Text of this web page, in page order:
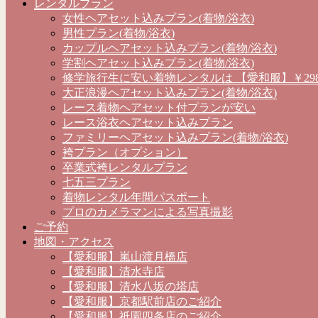
レンタルプラン
女性ヘアセット込みプラン(着物/浴衣)
男性プラン(着物/浴衣)
カップルヘアセット込みプラン(着物/浴衣)
学割ヘアセット込みプラン(着物/浴衣)
修学旅行生に安い着物レンタルは 【愛和服】￥
大正浪漫ヘアセット込みプラン(着物/浴衣)
レース着物ヘアセット付プランが安い
レース浴衣ヘアセット込みプラン
ファミリーヘアセット込みプラン(着物/浴衣)
袴プラン（オプション）
卒業式袴レンタルプラン
七五三プラン
着物レンタル年間パスポート
プロのカメラマンによる写真撮影
ご予約
地図・アクセス
【愛和服】嵐山渡月橋店
【愛和服】清水寺店
【愛和服】清水八坂の塔店
【愛和服】京都駅前店のご紹介